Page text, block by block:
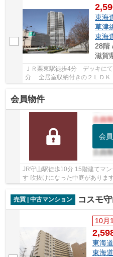
東海
草津
東海
28階
滋賀
ＪＲ栗東駅徒歩4分 デッキに
分 全居室収納付きの２ＬＤＫ
会員物件
会
JR守山駅徒歩10分 15階建てマ
す 吹抜けになった中庭がありま
パー近くです
売買 | 中古マンション
コスモ
10月
東海
東海